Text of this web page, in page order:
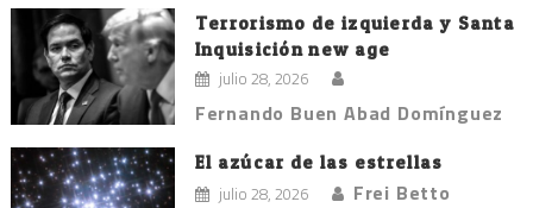
Terrorismo de izquierda y Santa
Inquisición new age
julio 28, 2026
Fernando Buen Abad Domínguez
El azúcar de las estrellas
julio 28, 2026 Frei Betto